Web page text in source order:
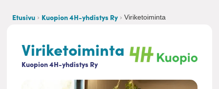
Etusivu Kuopion 4H-yhdistys Ry Viriketoiminta
Viriketoiminta
Kuopion 4H-yhdistys Ry